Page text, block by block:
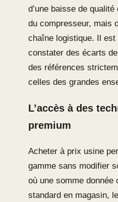
d’une baisse de
du compresseur, mais
chaîne logistique. Il est
constater des écarts
des références
celles des grandes
L’accès à des
premium
Acheter à prix usine
gamme sans modifier
où une somme donnée
standard en magasin,